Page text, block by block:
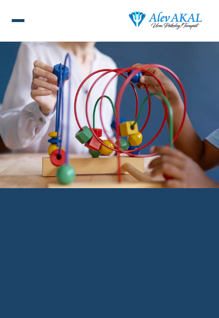
ANA SAYFA